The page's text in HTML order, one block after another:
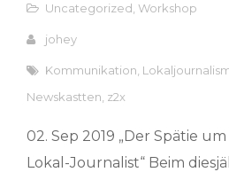
Uncategorized ,Workshop
johey
Kommunikation
Newskastten z2x
02. Sep 2019 „Der Spätie
Lokal-Journalist“ Beim